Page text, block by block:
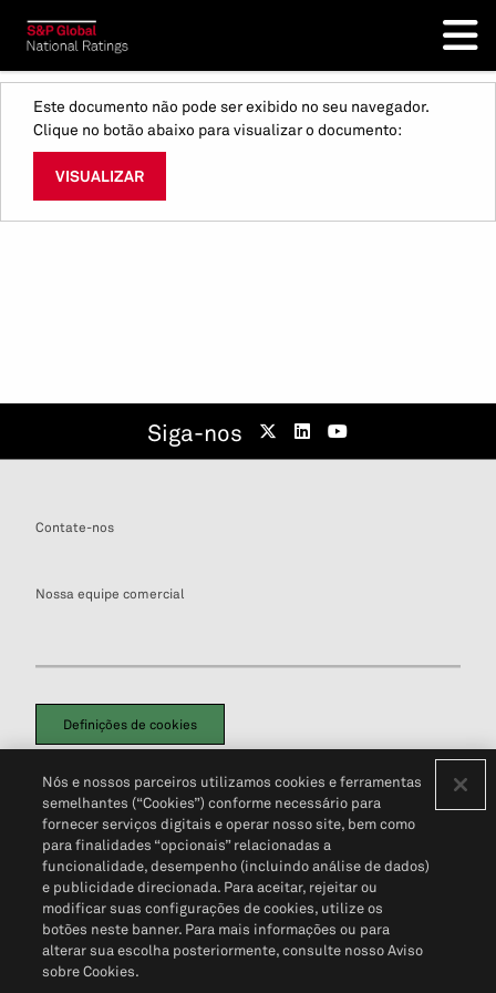
Este documento não pode ser exibido no seu navegador.
Clique no botão abaixo para visualizar o documento:
VISUALIZAR
Siga-nos
Contate-nos
Nossa equipe comercial
Definições de cookies
Política de PrivacidadePortal de privacidade do cliente (em inglês)
Não Venda Minhas Informações Pessoais© 2026 S&P Global
Nós e nossos parceiros utilizamos cookies e ferramentas
semelhantes (“Cookies”) conforme necessário para
fornecer serviços digitais e operar nosso site, bem como
para finalidades “opcionais” relacionadas a
funcionalidade, desempenho (incluindo análise de dados)
e publicidade direcionada. Para aceitar, rejeitar ou
modificar suas configurações de cookies, utilize os
botões neste banner. Para mais informações ou para
alterar sua escolha posteriormente, consulte nosso Aviso
sobre Cookies.